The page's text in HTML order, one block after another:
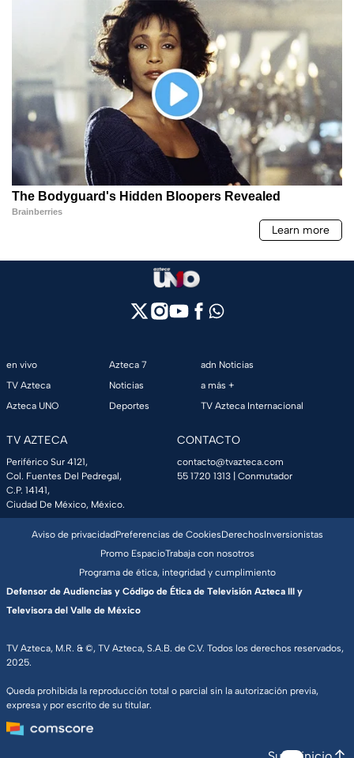
en vivo
TV Azteca
Azteca UNO
Azteca 7
Noticias
Deportes
adn Noticias
a más +
TV Azteca Internacional
TV AZTECA
Periférico Sur 4121,
Col. Fuentes Del Pedregal,
C.P. 14141,
Ciudad De México, México.
CONTACTO
contacto@tvazteca.com
55 1720 1313 | Conmutador
TV Azteca, M.R. & ©, TV Azteca, S.A.B. de C.V. Todos los derechos reservados,
2025.
Queda prohibida la reproducción total o parcial sin la autorización previa,
expresa y por escrito de su titular.
Aviso de privacidadPreferencias de CookiesDerechosInversionistas
Promo EspacioTrabaja con nosotros
Programa de ética, integridad y cumplimiento
Defensor de Audiencias y Código de Ética de Televisión Azteca III y
Televisora del Valle de México